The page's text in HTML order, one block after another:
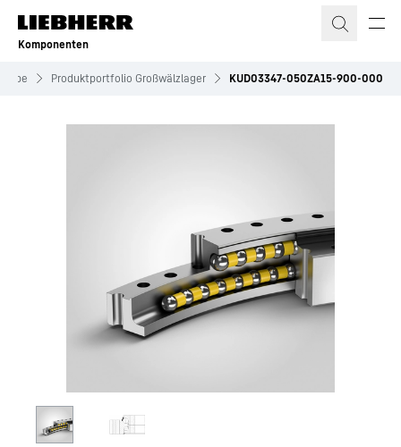
Zum Inhalt springen
Komponenten
Produktportfolio Großwälzlager KUD03347-050ZA15-900-000